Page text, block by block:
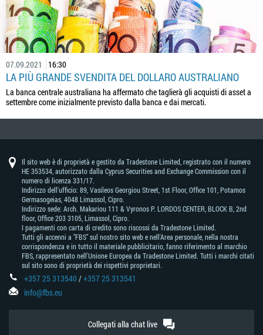
07.09.2021 16:30
LA PIÙ GRANDE SVENDITA DEL DOLLARO AUSTRALIANO
La banca centrale australiana ha affermato che taglierà gli acquisti di asset a
settembre come inizialmente previsto dalla banca e dai mercati.
Il sito web è di proprietà e gestito da Tradestone Limited, registrato con il numero
HE 353534, autorizzato dalla Cyprus Securities and Exchange Commission con il
numero di licenza 331/17.
Indirizzo dell'ufficio: 89, Vasileos Georgiou Street, 1st Floor, Office 101, Potamos
Germasogeias, 4048 Limassol, Cipro.
Indirizzo sede: Arch. Makariou 111 & Vyronos Р. LORDOS CENTER, BLOCK В, 2nd
floor, Office 203 3105, Limassol, Cipro.
I pagamenti con carta di credito sono riscossi da Tradestone Limited.
Tutti gli accenni a "FBS" sul nostro sito web e nell'Area personale, nella nostra
corrispondenza e in tutto il materiale pubblicitario, fanno riferimento al marchio
FBS, rappresentato nell'Unione Europea da Tradestone Limited. Tutti i marchi citati
sul sito sono di proprietà dei rispettivi proprietari.
+357 25 313540/+357 25 313541
info@fbs.eu
Collegati alla chat live